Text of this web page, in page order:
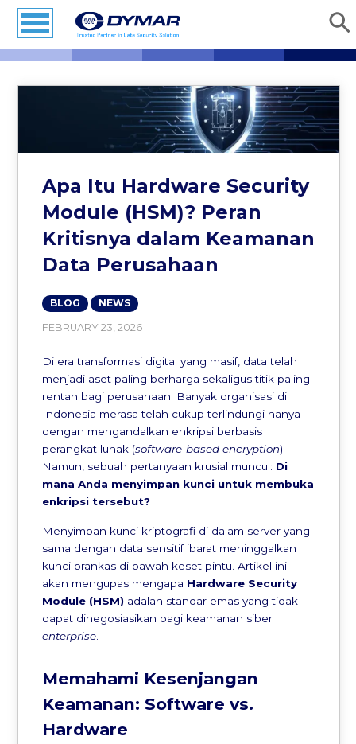
Apa Itu Hardware Security
Module (HSM)? Peran
Kritisnya dalam Keamanan
Data Perusahaan
BLOG NEWS
FEBRUARY 23, 2026
Di era transformasi digital yang masif, data telah
menjadi aset paling berharga sekaligus titik paling
rentan bagi perusahaan. Banyak organisasi di
Indonesia merasa telah cukup terlindungi hanya
dengan mengandalkan enkripsi berbasis
perangkat lunak (software-based encryption).
Namun, sebuah pertanyaan krusial muncul: Di
mana Anda menyimpan kunci untuk membuka
enkripsi tersebut?
Menyimpan kunci kriptografi di dalam server yang
sama dengan data sensitif ibarat meninggalkan
kunci brankas di bawah keset pintu. Artikel ini
akan mengupas mengapa Hardware Security
Module (HSM) adalah standar emas yang tidak
dapat dinegosiasikan bagi keamanan siber
enterprise
Memahami Kesenjangan
Keamanan: Software vs.
Hardware